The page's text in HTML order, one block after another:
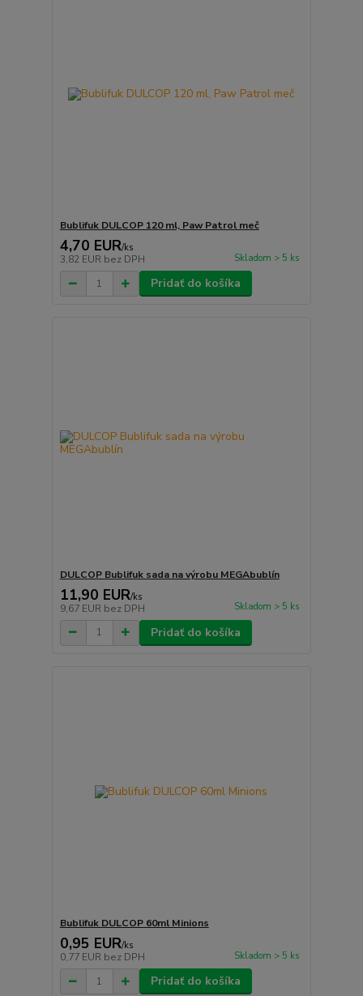
Bublifuk DULCOP 120 ml, Paw Patrol meč
4,70 EUR/ks
3,82 EUR bez DPH Skladom > 5 ks
Pridať do košíka
DULCOP Bublifuk sada na výrobu MEGAbublín
11,90 EUR/ks
9,67 EUR bez DPH Skladom > 5 ks
Pridať do košíka
Bublifuk DULCOP 60ml Minions
0,95 EUR/ks
0,77 EUR bez DPH Skladom > 5 ks
Pridať do košíka